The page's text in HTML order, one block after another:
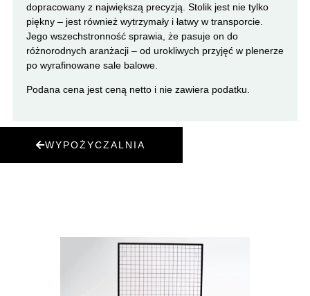
dopracowany z największą precyzją. Stolik jest nie tylko
piękny – jest również wytrzymały i łatwy w transporcie.
Jego wszechstronność sprawia, że pasuje on do
różnorodnych aranżacji – od urokliwych przyjęć w plenerze
po wyrafinowane sale balowe.
Podana cena jest ceną netto i nie zawiera podatku.
WYPOŻYCZALNIA